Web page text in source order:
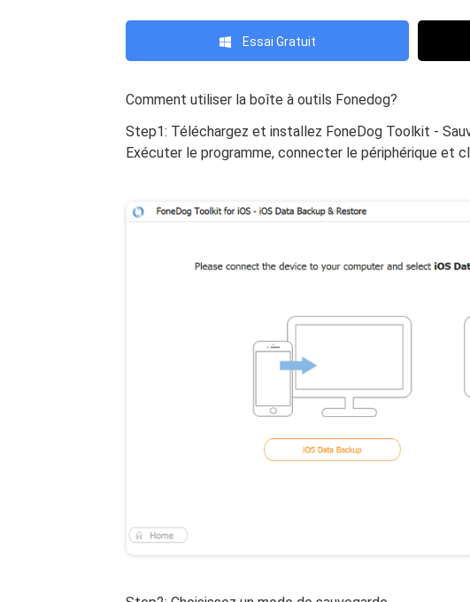
Essai Gratuit
Comment utiliser la boîte à outils Fonedog?
Step1: Téléchargez et installez FoneDog Toolkit -
Exécuter le programme, connecter le périphérique et